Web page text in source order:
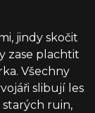
jindy skočit
zase plachtit
Všechny
slibují les
ruin,